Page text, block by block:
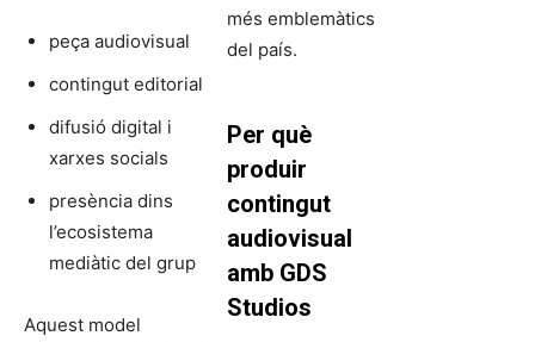
peça audiovisual
contingut editorial
difusió digital i
xarxes socials
presència dins
l’ecosistema
mediàtic del grup
Aquest model
més emblemàtics
del país.
Per què
produir
contingut
audiovisual
amb GDS
Studios